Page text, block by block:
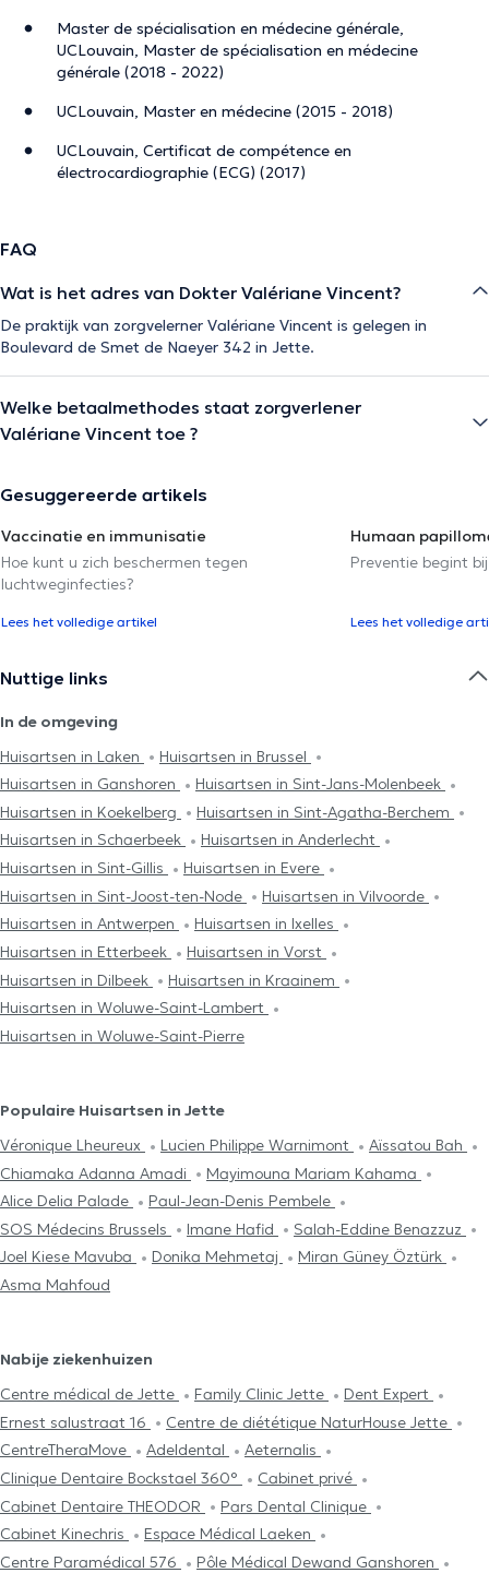
Master de spécialisation en médecine générale,
UCLouvain, Master de spécialisation en médecine
générale (2018 - 2022)
UCLouvain, Master en médecine (2015 - 2018)
UCLouvain, Certificat de compétence en
électrocardiographie (ECG) (2017)
FAQ
Wat is het adres van Dokter Valériane Vincent?
De praktijk van zorgvelerner Valériane Vincent is gelegen in
Boulevard de Smet de Naeyer 342 in Jette.
Welke betaalmethodes staat zorgverlener
Valériane Vincent toe ?
Gesuggereerde artikels
Vaccinatie en immunisatie
Hoe kunt u zich beschermen tegen
luchtweginfecties?
Lees het volledige artikel
Humaan
Preventie begint
Lees het volledige
Nuttige links
In de omgeving
Huisartsen in Laken
Huisartsen in Brussel
Huisartsen in Ganshoren
Huisartsen in Sint-Jans-Molenbeek
Huisartsen in Koekelberg
Huisartsen in Sint-Agatha-Berchem
Huisartsen in Schaerbeek
Huisartsen in Anderlecht
Huisartsen in Sint-Gillis
Huisartsen in Evere
Huisartsen in Sint-Joost-ten-Node
Huisartsen in Vilvoorde
Huisartsen in Antwerpen
Huisartsen in Ixelles
Huisartsen in Etterbeek
Huisartsen in Vorst
Huisartsen in Dilbeek
Huisartsen in Kraainem
Huisartsen in Woluwe-Saint-Lambert
Huisartsen in Woluwe-Saint-Pierre
Populaire Huisartsen in Jette
Véronique Lheureux
Lucien Philippe Warnimont
Aïssatou Bah
Chiamaka Adanna Amadi
Mayimouna Mariam Kahama
Alice Delia Palade
Paul-Jean-Denis Pembele
SOS Médecins Brussels
Imane Hafid
Salah-Eddine Benazzuz
Joel Kiese Mavuba
Donika Mehmetaj
Miran Güney Öztürk
Asma Mahfoud
Nabije ziekenhuizen
Centre médical de Jette
Family Clinic Jette
Dent Expert
Ernest salustraat 16
Centre de diététique NaturHouse Jette
CentreTheraMove
Adeldental
Aeternalis
Clinique Dentaire Bockstael 360°
Cabinet privé
Cabinet Dentaire THEODOR
Pars Dental Clinique
Cabinet Kinechris
Espace Médical Laeken
Centre Paramédical 576
Pôle Médical Dewand Ganshoren